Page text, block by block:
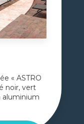
« ASTRO
noir, vert
aluminium